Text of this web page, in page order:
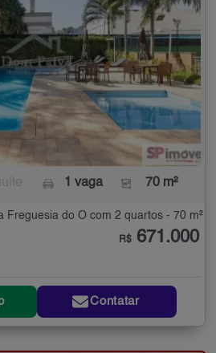
1 vaga 70 m²
Freguesia do Ó com 2 quartos - 70 m²
R$ 671.000
Contatar